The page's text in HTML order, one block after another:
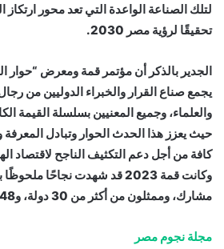
لتلك الصناعة الواعدة التي تعد محور ارتكاز
تحقيقًا لرؤية مصر 2030.
الجدير بالذكر أن مؤتمر قمة ومعرض “حوار
يجمع صناع القرار والخبراء الدوليين من
والعلماء، وجميع المعنيين بسلسلة القيمة
حيث يعزز هذا الحدث الحوار وتبادل
كافة من أجل دعم التكثيف الناجح لاقتصاد
مشارك، وممثلون من أكثر من 30 دولة، و48 عارضًا.
مجلة نجوم مصر